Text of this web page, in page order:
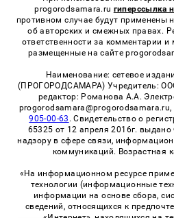
progorodsamara.ru гиперссылка
противном случае будут применены
об авторских и смежных правах.
ответственности за комментарии
размещенные на сайте
Наименование: сетевое
(ПРОГОРОДСАМАРА) Учредитель:
редактор: Романова А.А.
905-00-63 . Свидетельство о
65325 от 12 апреля 2016г.
надзору в сфере связи,
коммуникаций. Возрастная
«На информационном ресурсе
технологии (информационные
информации на основе сбора,
сведений, относящихся к